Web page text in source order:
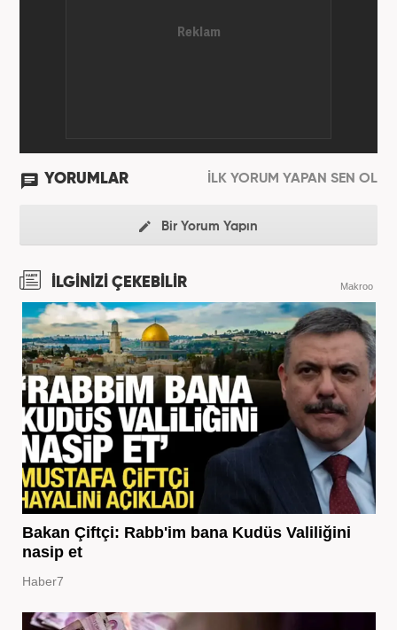
YORUMLAR İLK YORUM YAPAN SEN OL
Bir Yorum Yapın
İLGİNİZİ ÇEKEBİLİR Makroo
Bakan Çiftçi: Rabb'im bana Kudüs Valiliğini
nasip et
Haber7